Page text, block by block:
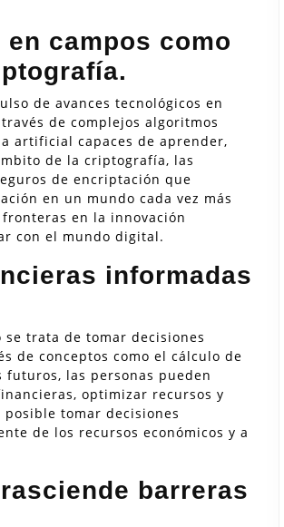
campos como
de avances tecnológicos en
de complejos algoritmos
artificial capaces de aprender,
de la criptografía, las
de encriptación que
en un mundo cada vez más
en la innovación
con el mundo digital.
informadas
trata de tomar decisiones
de conceptos como el cálculo de
las personas pueden
optimizar recursos y
tomar decisiones
de los recursos económicos y a
barreras